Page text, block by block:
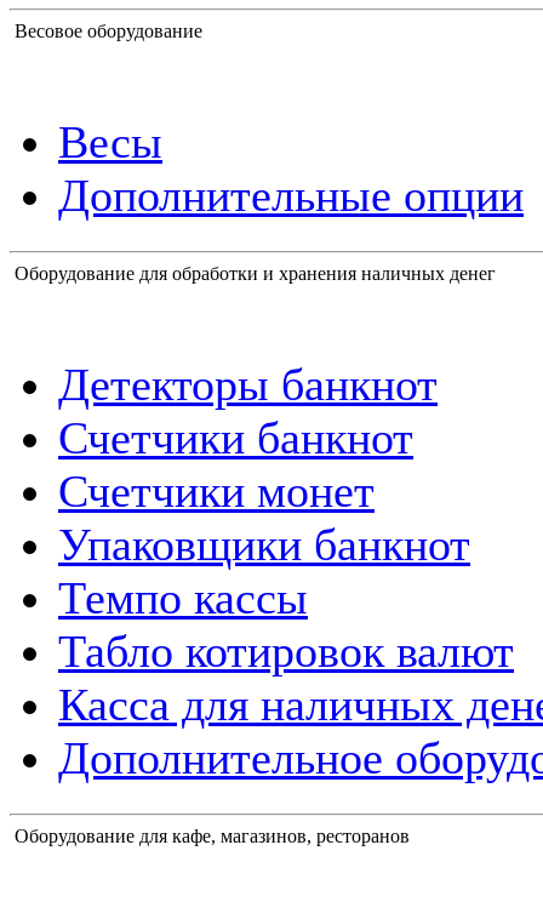
Весовое оборудование
Весы
Дополнительные опции
Оборудование для обработки и хранения наличных денег
Детекторы банкнот
Счетчики банкнот
Счетчики монет
Упаковщики банкнот
Темпо кассы
Табло котировок валют
Касса для наличных
Дополнительное
Оборудование для кафе, магазинов, ресторанов